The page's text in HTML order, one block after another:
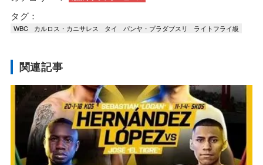
タグ：
WBC カルロス・カニサレス タイ パンヤ・プラダブスリ ライトフライ級
関連記事